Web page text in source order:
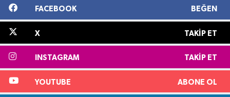
FACEBOOK BEĞEN
X TAKIP ET
INSTAGRAM TAKIP ET
YOUTUBE ABONE OL